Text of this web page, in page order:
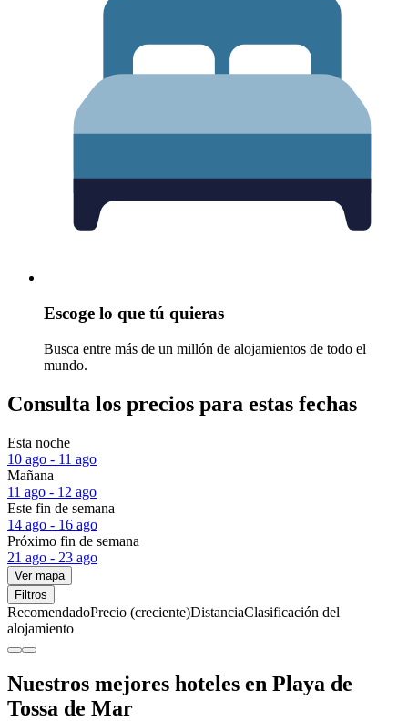
Escoge lo que tú quieras
Busca entre más de un millón de alojamientos de todo el
mundo.
Consulta los precios para estas fechas
Esta noche
10 ago - 11 ago
Mañana
11 ago - 12 ago
Este fin de semana
14 ago - 16 ago
Próximo fin de semana
21 ago - 23 ago
Ver mapa
Filtros
RecomendadoPrecio (creciente)DistanciaClasificación del
alojamiento
Nuestros mejores hoteles en Playa de
Tossa de Mar